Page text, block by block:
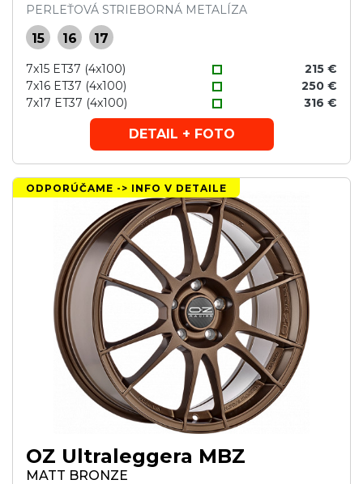
PERLEŤOVÁ STRIEBORNÁ METALÍZA
15 16 17
7x15 ET37 (4x100)
215 €
7x16 ET37 (4x100)
250 €
7x17 ET37 (4x100)
316 €
DETAIL + FOTO
ODPORÚČAME -> INFO V DETAILE
OZ Ultraleggera MBZ
MATT BRONZE